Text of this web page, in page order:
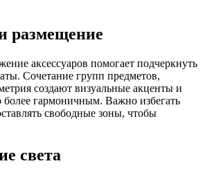
размещение
аксессуаров помогает подчеркнуть
Сочетание групп предметов,
создают визуальные акценты и
более гармоничным. Важно избегать
свободные зоны, чтобы
света